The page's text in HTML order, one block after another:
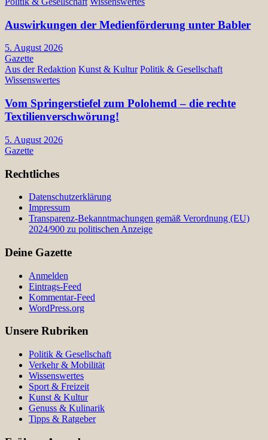
Auswirkungen der Medienförderung unter Babler
5. August 2026
Gazette
Aus der Redaktion Kunst & Kultur Politik & Gesellschaft
Wissenswertes
Vom Springerstiefel zum Polohemd – die rechte
Textilienverschwörung!
5. August 2026
Gazette
Rechtliches
Datenschutzerklärung
Impressum
Transparenz-Bekanntmachungen gemäß Verordnung (EU)
2024/900 zu politischen Anzeige
Deine Gazette
Anmelden
Eintrags-Feed
Kommentar-Feed
WordPress.org
Unsere Rubriken
Politik & Gesellschaft
Verkehr & Mobilität
Wissenswertes
Sport & Freizeit
Kunst & Kultur
Genuss & Kulinarik
Tipps & Ratgeber